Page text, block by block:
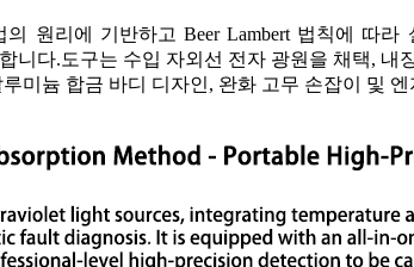
원리에 기반하고 Beer Lambert 법칙에 따
니다.도구는 수입 자외선 전자 광원을 채택,
미늄 합금 바디 디자인, 완화 고무 손잡이 및